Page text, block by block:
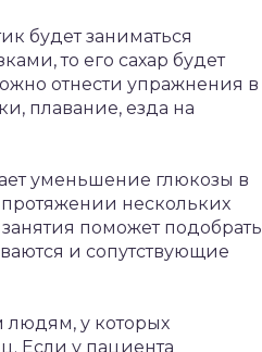
будет заниматься
то его сахар будет
отнести упражнения в
плавание, езда на
уменьшение глюкозы в
нескольких
поможет подобрать
и сопутствующие
людям, у которых
Если у пациента